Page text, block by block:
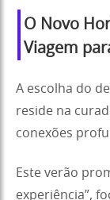
O Novo
Viagem
A escolha do
reside na
conexões
Este verão
experiência”,